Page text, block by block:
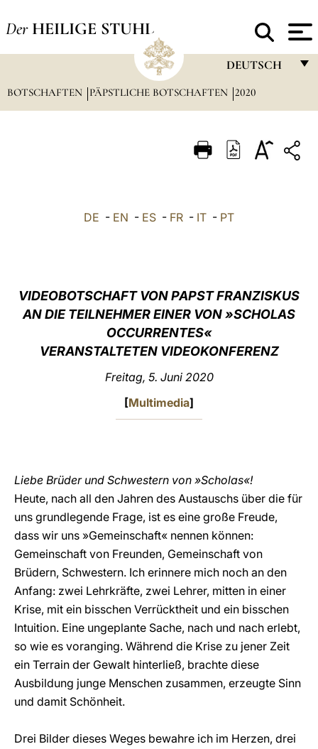
Der HEILIGE STUHL
DEUTSCH
FRANÇAIS
ITALIANO
中文
BOTSCHAFTEN PÄPSTLICHE BOTSCHAFTEN 2020
DE - EN - ES - FR - IT - PT
VIDEOBOTSCHAFT VON PAPST FRANZISKUS
AN DIE TEILNEHMER EINER VON»SCHOLAS
OCCURRENTES«
VERANSTALTETEN VIDEOKONFERENZ
Freitag, 5. Juni 2020
[Multimedia]
Liebe Brüder und Schwestern von »Scholas«!
Heute, nach all den Jahren des Austauschs über die für
uns grundlegende Frage, ist es eine große Freude,
dass wir uns »Gemeinschaft« nennen können:
Gemeinschaft von Freunden, Gemeinschaft von
Brüdern, Schwestern. Ich erinnere mich noch an den
Anfang: zwei Lehrkräfte, zwei Lehrer, mitten in einer
Krise, mit ein bisschen Verrücktheit und ein bisschen
Intuition. Eine ungeplante Sache, nach und nach erlebt,
so wie es voranging. Während die Krise zu jener Zeit
ein Terrain der Gewalt hinterließ, brachte diese
Ausbildung junge Menschen zusammen, erzeugte Sinn
und damit Schönheit.
Drei Bilder dieses Weges bewahre ich im Herzen, drei